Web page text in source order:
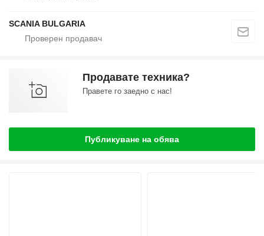
SCANIA BULGARIA
Продавате техника?
Правете го заедно с нас!
Публикуване на обява